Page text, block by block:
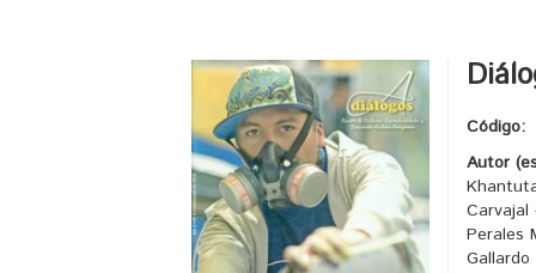
Código:
Autor
Carvajal
Perales